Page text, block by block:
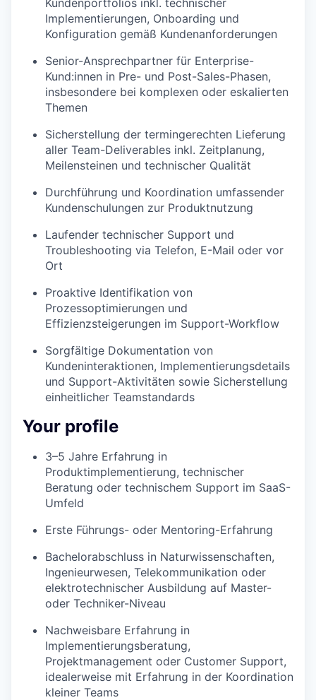
Kundenportfolios inkl. technischer
Implementierungen, Onboarding und
Konfiguration gemäß Kundenanforderungen
Senior-Ansprechpartner für Enterprise-
Kund:innen in Pre- und Post-Sales-Phasen,
insbesondere bei komplexen oder eskalierten
Themen
Sicherstellung der termingerechten Lieferung
aller Team-Deliverables inkl. Zeitplanung,
Meilensteinen und technischer Qualität
Durchführung und Koordination umfassender
Kundenschulungen zur Produktnutzung
Laufender technischer Support und
Troubleshooting via Telefon, E-Mail oder vor
Ort
Proaktive Identifikation von
Prozessoptimierungen und
Effizienzsteigerungen im Support-Workflow
Sorgfältige Dokumentation von
Kundeninteraktionen, Implementierungsdetails
und Support-Aktivitäten sowie Sicherstellung
einheitlicher Teamstandards
Your profile
3–5 Jahre Erfahrung in
Produktimplementierung, technischer
Beratung oder technischem Support im SaaS-
Umfeld
Erste Führungs- oder Mentoring-Erfahrung
Bachelorabschluss in Naturwissenschaften,
Ingenieurwesen, Telekommunikation oder
elektrotechnischer Ausbildung auf Master-
oder Techniker-Niveau
Nachweisbare Erfahrung in
Implementierungsberatung,
Projektmanagement oder Customer Support,
idealerweise mit Erfahrung in der Koordination
kleiner Teams